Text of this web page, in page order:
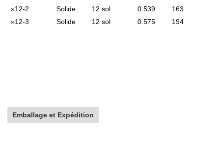
»12-2 Solide 12 sol 0.539
163
»12-3 Solide 12 sol 0.575 194
Emballage et Expédition